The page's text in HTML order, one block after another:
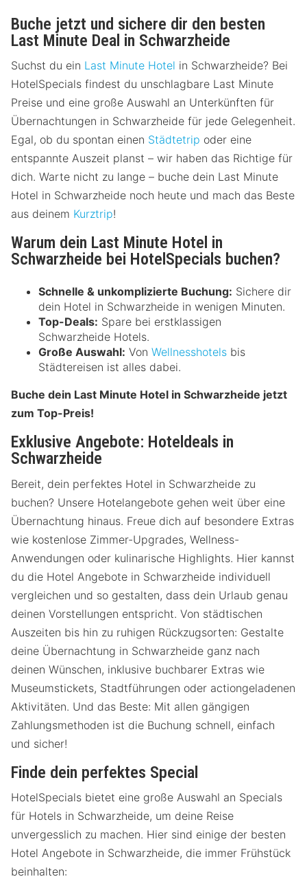
Buche jetzt und sichere dir den besten
Last Minute Deal in Schwarzheide
Suchst du ein Last Minute Hotel in Schwarzheide? Bei
HotelSpecials findest du unschlagbare Last Minute
Preise und eine große Auswahl an Unterkünften für
Übernachtungen in Schwarzheide für jede Gelegenheit.
Egal, ob du spontan einen Städtetrip oder eine
entspannte Auszeit planst – wir haben das Richtige für
dich. Warte nicht zu lange – buche dein Last Minute
Hotel in Schwarzheide noch heute und mach das Beste
aus deinem Kurztrip!
Warum dein Last Minute Hotel in
Schwarzheide bei HotelSpecials buchen?
Schnelle & unkomplizierte Buchung: Sichere dir
dein Hotel in Schwarzheide in wenigen Minuten.
Top-Deals: Spare bei erstklassigen
Schwarzheide Hotels.
Große Auswahl: Von Wellnesshotels bis
Städtereisen ist alles dabei.
Buche dein Last Minute Hotel in Schwarzheide jetzt
zum Top-Preis!
Exklusive Angebote: Hoteldeals in
Schwarzheide
Bereit, dein perfektes Hotel in Schwarzheide zu
buchen? Unsere Hotelangebote gehen weit über eine
Übernachtung hinaus. Freue dich auf besondere Extras
wie kostenlose Zimmer-Upgrades, Wellness-
Anwendungen oder kulinarische Highlights. Hier kannst
du die Hotel Angebote in Schwarzheide individuell
vergleichen und so gestalten, dass dein Urlaub genau
deinen Vorstellungen entspricht. Von städtischen
Auszeiten bis hin zu ruhigen Rückzugsorten: Gestalte
deine Übernachtung in Schwarzheide ganz nach
deinen Wünschen, inklusive buchbarer Extras wie
Museumstickets, Stadtführungen oder actiongeladenen
Aktivitäten. Und das Beste: Mit allen gängigen
Zahlungsmethoden ist die Buchung schnell, einfach
und sicher!
Finde dein perfektes Special
HotelSpecials bietet eine große Auswahl an Specials
für Hotels in Schwarzheide, um deine Reise
unvergesslich zu machen. Hier sind einige der besten
Hotel Angebote in Schwarzheide, die immer Frühstück
beinhalten: